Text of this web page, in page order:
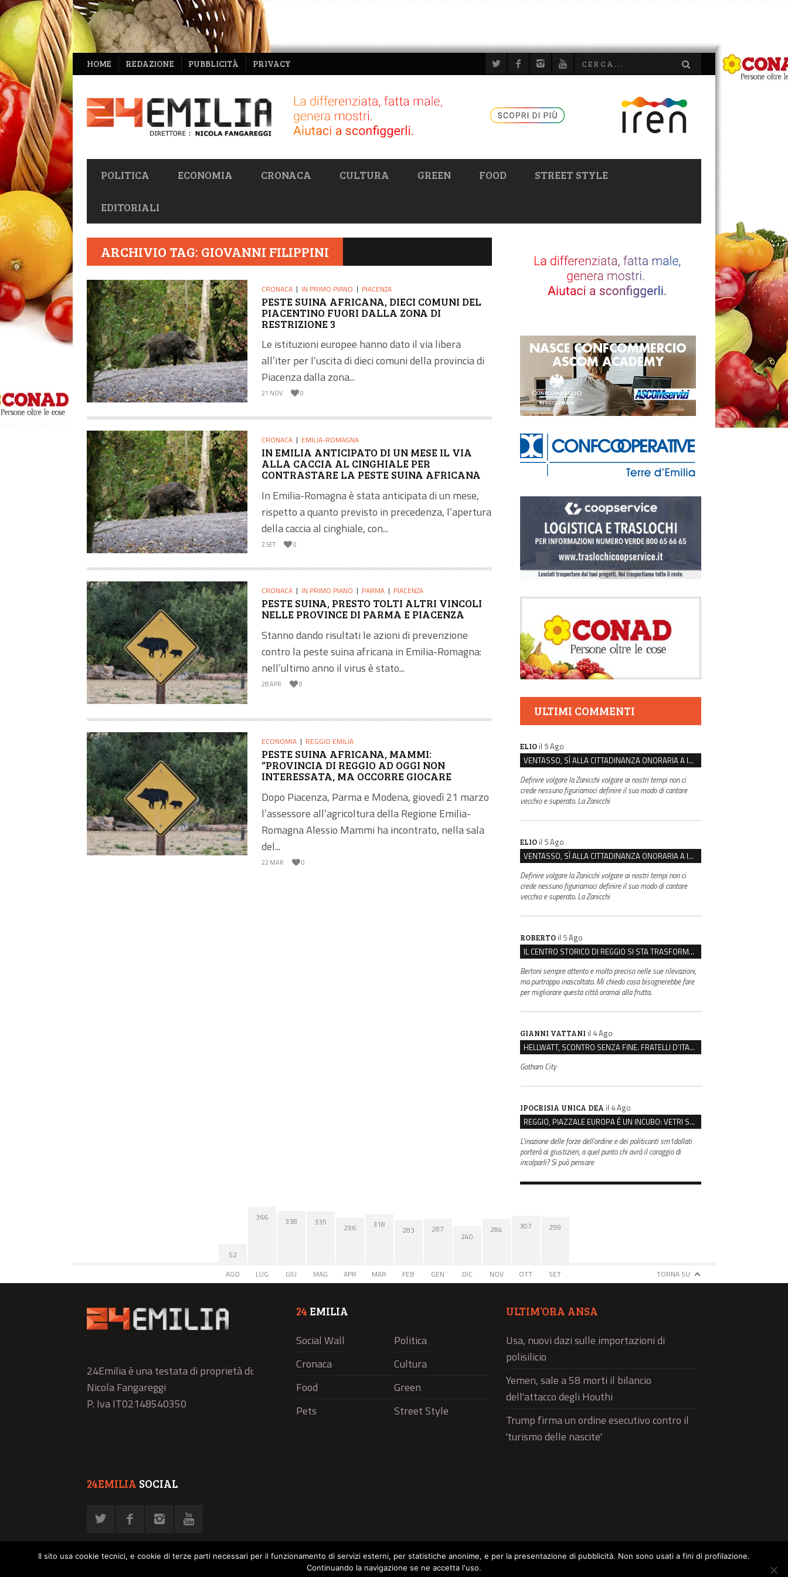
NAVIGAZIONE
SECONDARIA
HOME REDAZIONE PUBBLICITÀ PRIVACY
NAVIGAZIONE
PRIMARIA
POLITICA ECONOMIA CRONACA CULTURA GREEN FOOD STREET STYLE
EDITORIALI
ARCHIVIO TAG: GIOVANNI FILIPPINI
CRONACA IN PRIMO PIANO PIACENZA
PESTE SUINA AFRICANA, DIECI COMUNI DEL
PIACENTINO FUORI DALLA ZONA DI
RESTRIZIONE 3
Le istituzioni europee hanno dato il via libera
all’iter per l’uscita di dieci comuni della provincia di
Piacenza dalla zona...
21 NOV 0
CRONACA EMILIA-ROMAGNA
IN EMILIA ANTICIPATO DI UN MESE IL VIA
ALLA CACCIA AL CINGHIALE PER
CONTRASTARE LA PESTE SUINA AFRICANA
In Emilia-Romagna è stata anticipata di un mese,
rispetto a quanto previsto in precedenza, l’apertura
della caccia al cinghiale, con...
2 SET 0
CRONACA IN PRIMO PIANO PARMA PIACENZA
PESTE SUINA, PRESTO TOLTI ALTRI VINCOLI
NELLE PROVINCE DI PARMA E PIACENZA
Stanno dando risultati le azioni di prevenzione
contro la peste suina africana in Emilia-Romagna:
nell’ultimo anno il virus è stato...
28 APR 0
ECONOMIA REGGIO EMILIA
PESTE SUINA AFRICANA, MAMMI:
“PROVINCIA DI REGGIO AD OGGI NON
INTERESSATA, MA OCCORRE GIOCARE
Dopo Piacenza, Parma e Modena, giovedì 21 marzo
l’assessore all’agricoltura della Regione Emilia-
Romagna Alessio Mammi ha incontrato, nella sala
del...
22 MAR 0
ULTIMI COMMENTI
ELIO il 5 Ago
VENTASSO, SÌ ALLA CITTADINANZA ONORARIA A IVA ZANICCHI. MA BARGIACCHI: “È DI PESSIMO GUSTO”
Definire volgare la Zanicchi volgare ai nostri tempi non ci
crede nessuno figuriamoci definire il suo modo di cantare
vecchio e superato. La Zanicchi
ELIO il 5 Ago
VENTASSO, SÌ ALLA CITTADINANZA ONORARIA A IVA ZANICCHI. MA BARGIACCHI: “È DI PESSIMO GUSTO”
Definire volgare la Zanicchi volgare ai nostri tempi non ci
crede nessuno figuriamoci definire il suo modo di cantare
vecchio e superato. La Zanicchi
ROBERTO il 5 Ago
IL CENTRO STORICO DI REGGIO SI STA TRASFORMANDO, E NON IN MEGLIO
Bertoni sempre attento e molto preciso nelle sue rilevazioni,
ma purtroppo inascoltato. Mi chiedo cosa bisognerebbe fare
per migliorare questa città oramai alla frutta.
GIANNI VATTANI il 4 Ago
HELLWATT, SCONTRO SENZA FINE. FRATELLI D’ITALIA: “MILANI PORTA DOCUMENTI, DE FRANCO INSULTI”
Gotham City
IPOCRISIA UNICA DEA il 4 Ago
REGGIO, PIAZZALE EUROPA È UN INCUBO: VETRI SPACCATI E FURTI SULLE AUTO IN SOSTA
L'inazione delle forze dell'ordine e dei politicanti sm1dollati
porterà ai giustizieri, a quel punto chi avrà il coraggio di
incolparli? Si può pensare
52
AGO
366
LUG
338
GIU
335
MAG
296
APR
318
MAR
283
FEB
287
GEN
240
DIC
284
NOV
307
OTT
299
SET TORNA SU
24Emilia è una testata di proprietà di:
Nicola Fangareggi
P. Iva IT02148540350
24 EMILIA
Social Wall
Politica
Cronaca
Cultura
Food
Green
Pets
Street Style
ULTIM’ORA ANSA
Usa, nuovi dazi sulle importazioni di
polisilicio
Yemen, sale a 58 morti il bilancio
dell'attacco degli Houthi
Trump firma un ordine esecutivo contro il
'turismo delle nascite'
24EMILIA SOCIAL
Il sito usa cookie tecnici, e cookie di terze parti necessari per il funzionamento di servizi esterni, per statistiche anonime, e per la presentazione di pubblicità. Non sono usati a fini di profilazione.
Continuando la navigazione se ne accetta l'uso.